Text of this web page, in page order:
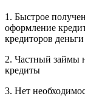
1. Быстрое
оформление
кредиторов
2. Частный займы
кредиты
3. Нет